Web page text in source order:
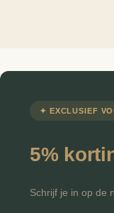
✦ EXCLUSIEF
5%
Schrijf je in op de